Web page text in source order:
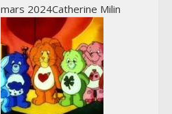
mars 2024Catherine Milin